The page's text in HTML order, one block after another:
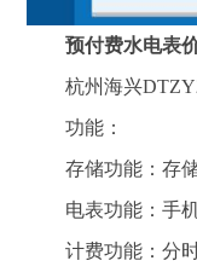
预付费水电表
杭州海兴
功能：
存储功能：存储
电表功能：手机
计费功能：分时